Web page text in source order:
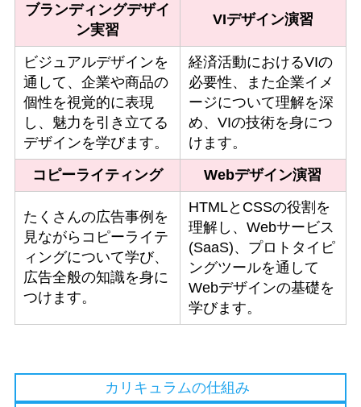
ブランディングデザイ
ン実習
VIデザイン演習
ビジュアルデザインを
通して、企業や商品の
個性を視覚的に表現
し、魅力を引き立てる
デザインを学びます。
経済活動におけるVIの
必要性、また企業イメ
ージについて理解を深
め、VIの技術を身につ
けます。
コピーライティング
Webデザイン演習
たくさんの広告事例を
見ながらコピーライテ
ィングについて学び、
広告全般の知識を身に
つけます。
HTMLとCSSの役割を
理解し、Webサービス
(SaaS)、プロトタイピ
ングツールを通して
Webデザインの基礎を
学びます。
カリキュラムの仕組み